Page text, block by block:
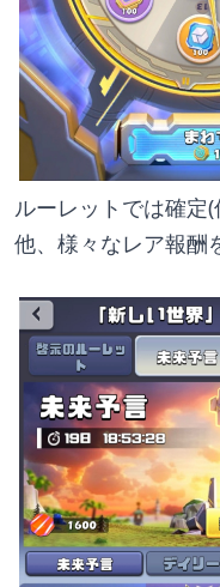
ルーレットでは確定
他、様々なレア報酬